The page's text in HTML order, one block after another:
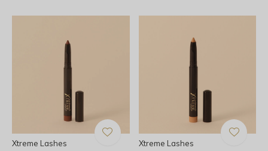
Xtreme Lashes Xtreme Lashes